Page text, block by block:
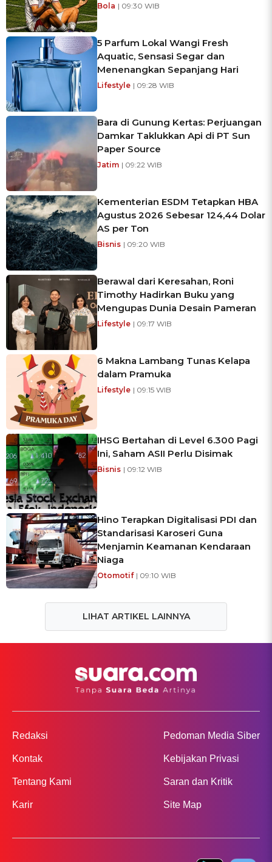
Bola | 09:30 WIB
5 Parfum Lokal Wangi Fresh
Aquatic, Sensasi Segar dan
Menenangkan Sepanjang Hari
Lifestyle | 09:28 WIB
Bara di Gunung Kertas: Perjuangan
Damkar Taklukkan Api di PT Sun
Paper Source
Jatim | 09:22 WIB
Kementerian ESDM Tetapkan HBA
Agustus 2026 Sebesar 124,44 Dolar
AS per Ton
Bisnis | 09:20 WIB
Berawal dari Keresahan, Roni
Timothy Hadirkan Buku yang
Mengupas Dunia Desain Pameran
Lifestyle | 09:17 WIB
6 Makna Lambang Tunas Kelapa
dalam Pramuka
Lifestyle | 09:15 WIB
IHSG Bertahan di Level 6.300 Pagi
Ini, Saham ASII Perlu Disimak
Bisnis | 09:12 WIB
Hino Terapkan Digitalisasi PDI dan
Standarisasi Karoseri Guna
Menjamin Keamanan Kendaraan
Niaga
Otomotif | 09:10 WIB
LIHAT ARTIKEL LAINNYA
Redaksi
Kontak
Tentang Kami
Karir
Pedoman Media Siber
Kebijakan Privasi
Saran dan Kritik
Site Map